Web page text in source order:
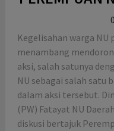
Kegelisahan warga NU
menambang
aksi, salah satunya
NU sebagai salah
dalam aksi tersebut.
(PW) Fatayat NU
diskusi bertajuk